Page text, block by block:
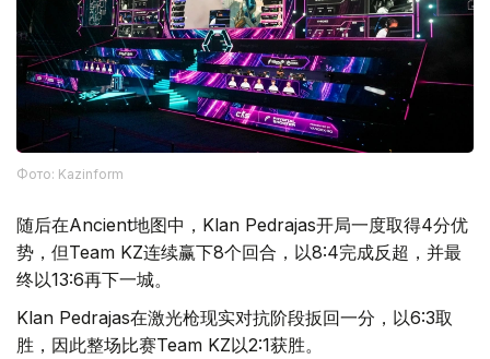
Фото: Kazinform
随后在Ancient地图中，Klan Pedrajas开局一度取得4分优
势，但Team KZ连续赢下8个回合，以8:4完成反超，并最
终以13:6再下一城。
Klan Pedrajas在激光枪现实对抗阶段扳回一分，以6:3取
胜，因此整场比赛Team KZ以2:1获胜。